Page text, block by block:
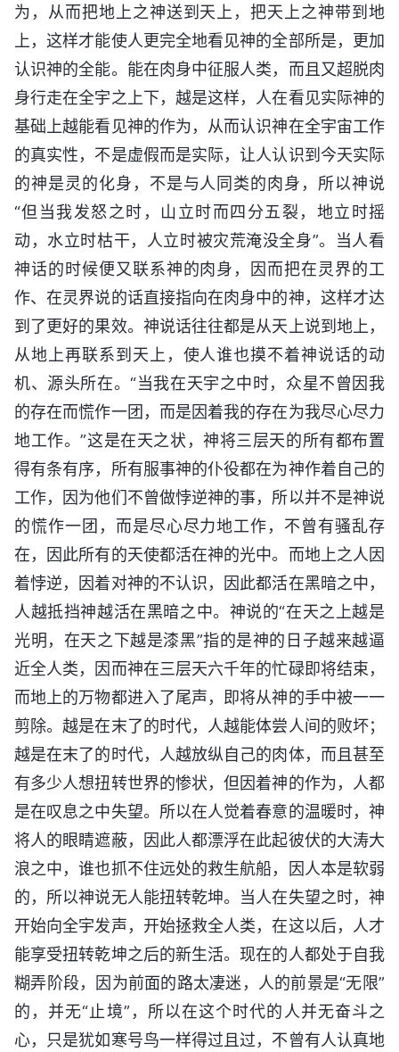
为，从而把地上之神送到天上，把天上之神带到地
上，这样才能使人更完全地看见神的全部所是，更加
认识神的全能。能在肉身中征服人类，而且又超脱肉
身行走在全宇之上下，越是这样，人在看见实际神的
基础上越能看见神的作为，从而认识神在全宇宙工作
的真实性，不是虚假而是实际，让人认识到今天实际
的神是灵的化身，不是与人同类的肉身，所以神说
“但当我发怒之时，山立时而四分五裂，地立时摇
动，水立时枯干，人立时被灾荒淹没全身”。当人看
神话的时候便又联系神的肉身，因而把在灵界的工
作、在灵界说的话直接指向在肉身中的神，这样才达
到了更好的果效。神说话往往都是从天上说到地上，
从地上再联系到天上，使人谁也摸不着神说话的动
机、源头所在。“当我在天宇之中时，众星不曾因我
的存在而慌作一团，而是因着我的存在为我尽心尽力
地工作。”这是在天之状，神将三层天的所有都布置
得有条有序，所有服事神的仆役都在为神作着自己的
工作，因为他们不曾做悖逆神的事，所以并不是神说
的慌作一团，而是尽心尽力地工作，不曾有骚乱存
在，因此所有的天使都活在神的光中。而地上之人因
着悖逆，因着对神的不认识，因此都活在黑暗之中，
人越抵挡神越活在黑暗之中。神说的“在天之上越是
光明，在天之下越是漆黑”指的是神的日子越来越逼
近全人类，因而神在三层天六千年的忙碌即将结束，
而地上的万物都进入了尾声，即将从神的手中被一一
剪除。越是在末了的时代，人越能体尝人间的败坏；
越是在末了的时代，人越放纵自己的肉体，而且甚至
有多少人想扭转世界的惨状，但因着神的作为，人都
是在叹息之中失望。所以在人觉着春意的温暖时，神
将人的眼睛遮蔽，因此人都漂浮在此起彼伏的大涛大
浪之中，谁也抓不住远处的救生航船，因人本是软弱
的，所以神说无人能扭转乾坤。当人在失望之时，神
开始向全宇发声，开始拯救全人类，在这以后，人才
能享受扭转乾坤之后的新生活。现在的人都处于自我
糊弄阶段，因为前面的路太凄迷，人的前景是“无限”
的，并无“止境”，所以在这个时代的人并无奋斗之
心，只是犹如寒号鸟一样得过且过，不曾有人认真地